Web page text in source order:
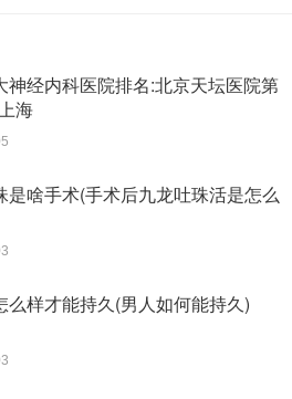
下一篇
神经内科医院排名:北京天坛医院第
海
是啥手术(手术后九龙吐珠活是怎么
么样才能持久(男人如何能持久)